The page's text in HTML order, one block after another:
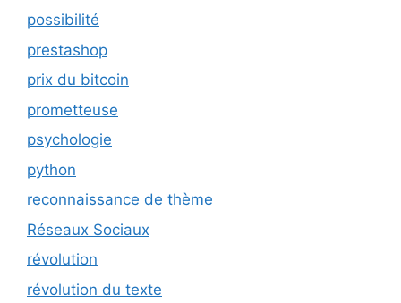
possibilité
prestashop
prix du bitcoin
prometteuse
psychologie
python
reconnaissance de thème
Réseaux Sociaux
révolution
révolution du texte